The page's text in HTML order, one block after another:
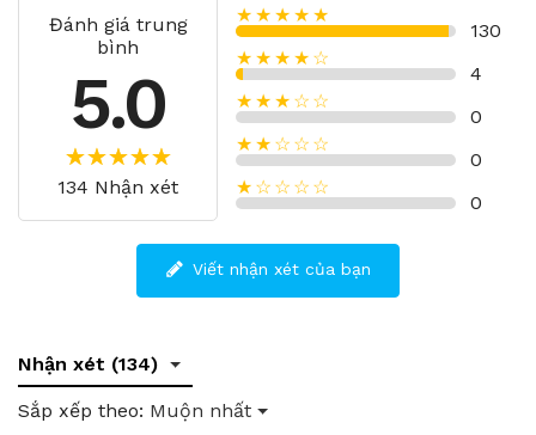
Đánh giá trung
bình
5.0
134 Nhận xét
★★★★★
130
★★★★☆
4
★★★☆☆
0
★★☆☆☆
0
★☆☆☆☆
0
Viết nhận xét của bạn
Nhận xét (134)
Sắp xếp theo: Muộn nhất